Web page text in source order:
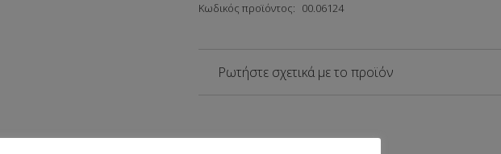
Κωδικός προϊόντος: 00.06124
Ρωτήστε σχετικά με το προϊόν